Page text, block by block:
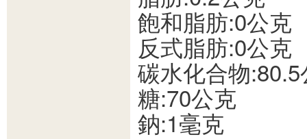
飽和脂肪:0公克
反式脂肪:0公克
碳水化合物
糖:70公克
鈉:1毫克